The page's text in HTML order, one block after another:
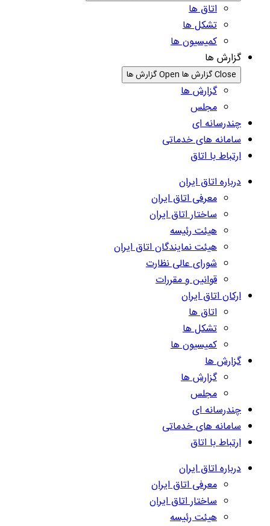
اتاق ها
تشکل ها
کمیسیون ها
گزارش ها
Close گزارش ها Open گزارش ها
گزارش ها
مجلس
چندرسانه ای
سامانه های خدماتی
ارتباط با اتاق
درباره اتاق ایران
معرفی اتاق ایران
ساختار اتاق ایران
هیئت رئیسه
هیئت نمایندگان اتاق ایران
شورای عالی نظارت
قوانین و مقررات
ارکان اتاق ایران
اتاق ها
تشکل ها
کمیسیون ها
گزارش ها
گزارش ها
مجلس
چندرسانه ای
سامانه های خدماتی
ارتباط با اتاق
درباره اتاق ایران
معرفی اتاق ایران
ساختار اتاق ایران
هیئت رئیسه